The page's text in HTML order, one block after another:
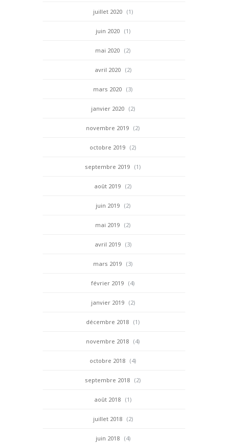
juillet 2020 (1)
juin 2020 (1)
mai 2020 (2)
avril 2020 (2)
mars 2020 (3)
janvier 2020 (2)
novembre 2019 (2)
octobre 2019 (2)
septembre 2019 (1)
août 2019 (2)
juin 2019 (2)
mai 2019 (2)
avril 2019 (3)
mars 2019 (3)
février 2019 (4)
janvier 2019 (2)
décembre 2018 (1)
novembre 2018 (4)
octobre 2018 (4)
septembre 2018 (2)
août 2018 (1)
juillet 2018 (2)
juin 2018 (4)